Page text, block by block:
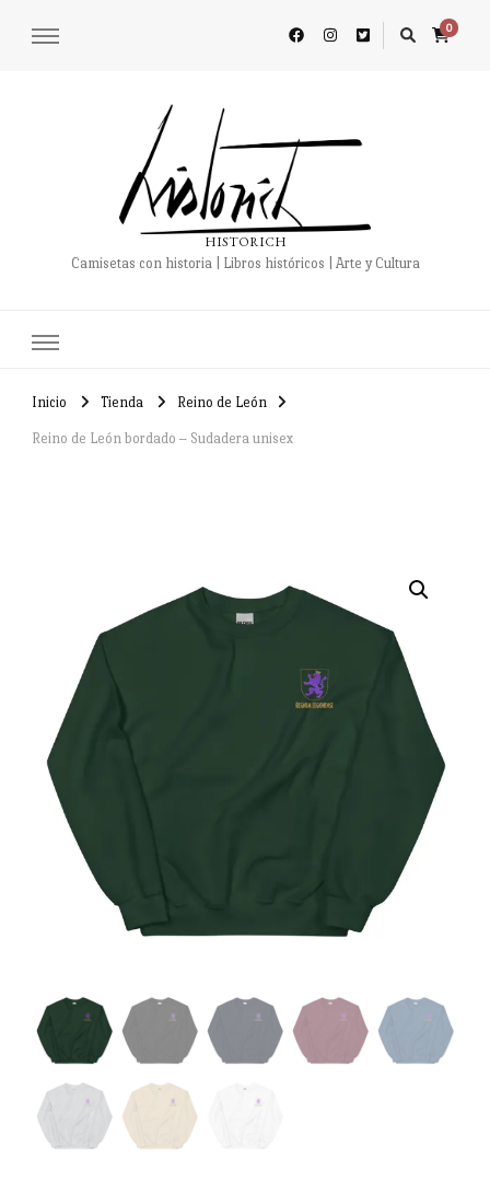
0
HISTORICH
Camisetas con historia | Libros históricos | Arte y Cultura
Inicio Tienda Reino de León
Reino de León bordado – Sudadera unisex